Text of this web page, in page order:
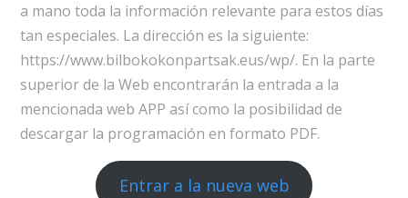
a mano toda la información relevante para estos días
tan especiales. La dirección es la siguiente:
https://www.bilbokokonpartsak.eus/wp/. En la parte
superior de la Web encontrarán la entrada a la
mencionada web APP así como la posibilidad de
descargar la programación en formato PDF.
Entrar a la nueva web